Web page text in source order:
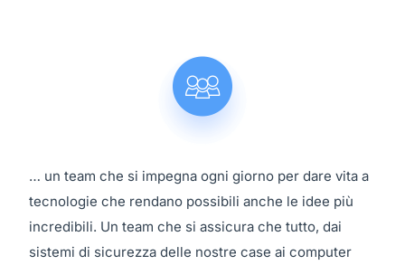
… un team che si impegna ogni giorno per dare vita a
tecnologie che rendano possibili anche le idee più
incredibili. Un team che si assicura che tutto, dai
sistemi di sicurezza delle nostre case ai computer